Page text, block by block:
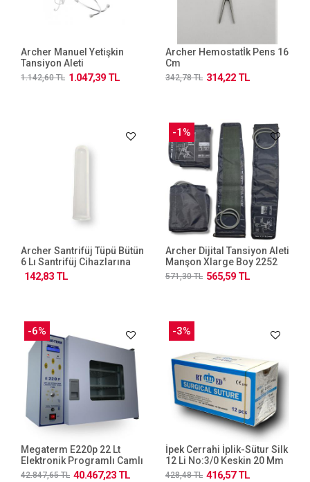
Archer Manuel Yetişkin
Tansiyon Aleti
1.047,39 TL
1.142,60 TL
Archer Hemostatİk Pens 16
Cm
314,22 TL
342,78 TL
Archer Santrifüj Tüpü Bütün
6 Lı Santrifüj Cihazlarına
Uyumlu (gode)...
142,83 TL
-1%
Archer Dijital Tansiyon Aleti
Manşon Xlarge Boy 2252
Cm Tek Hortum
565,59 TL
571,30 TL
-6%
Megaterm E220p 22 Lt
Elektronik Programlı Camlı
Sterilizatör 40.467,23 TL
42.847,65 TL
-3%
İpek Cerrahi İplik-Sütur Silk
12 Li No:3/0 Keskin 20 Mm
416,57 TL
428,48 TL